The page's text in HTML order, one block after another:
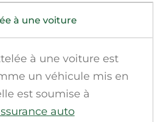
à une voiture
à une voiture est
un véhicule mis en
est soumise à
auto